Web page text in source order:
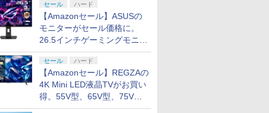
セール ハード
【Amazonセール】ASUSの
モニターがセール価格に。
26.5インチゲーミングモニタ
ー「ROG Strix OLED
XG27ACDMS」限定モデルも
お買い得
セール ハード
【Amazonセール】REGZAの
4K Mini LED液晶TVがお買い
得。55V型、65V型、75V型
の2026年モデルがラインナ